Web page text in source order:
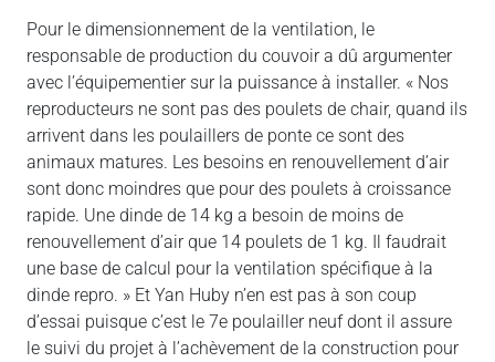
Pour le dimensionnement de la ventilation, le
responsable de production du couvoir a dû argumenter
avec l’équipementier sur la puissance à installer. « Nos
reproducteurs ne sont pas des poulets de chair, quand ils
arrivent dans les poulaillers de ponte ce sont des
animaux matures. Les besoins en renouvellement d’air
sont donc moindres que pour des poulets à croissance
rapide. Une dinde de 14 kg a besoin de moins de
renouvellement d’air que 14 poulets de 1 kg. Il faudrait
une base de calcul pour la ventilation spécifique à la
dinde repro. » Et Yan Huby n’en est pas à son coup
d’essai puisque c’est le 7e poulailler neuf dont il assure
le suivi du projet à l’achèvement de la construction pour